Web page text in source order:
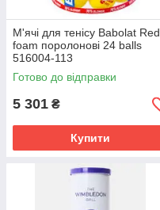
М'ячі для тенісу Babolat Red
foam поролонові 24 balls
516004-113
Готово до відправки
5 301 ₴
Купити